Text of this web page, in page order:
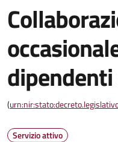
(
Servizio attivo